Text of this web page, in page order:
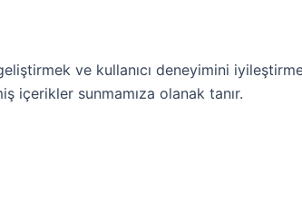
ve kullanıcı deneyimini
içerikler sunmamıza olanak tanır.